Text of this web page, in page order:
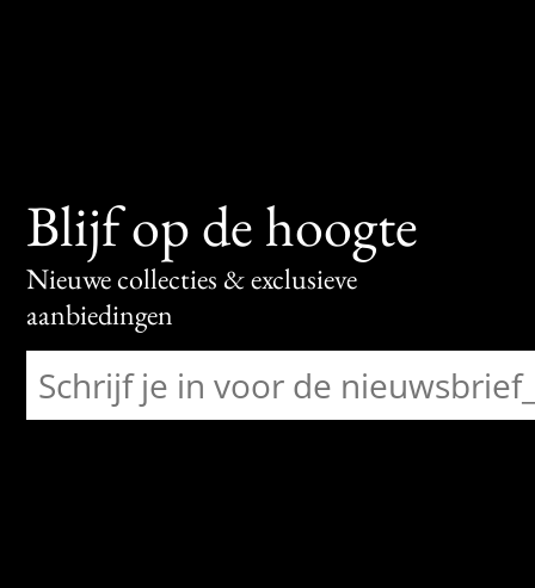
Blijf op de hoogte
Nieuwe collecties & exclusieve
aanbiedingen